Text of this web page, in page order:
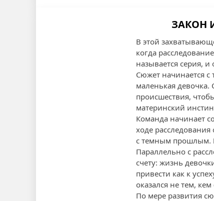
ЗАКОН
В этой
когда
называется серия,
Сюжет начинается с
маленькая девочка.
происшествия,
материнский
Команда начинает
ходе
с темным прошлым.
Параллельно с
счету: жизнь
привести как к
оказался не тем,
По мере развития